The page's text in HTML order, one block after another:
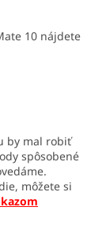
10 nájdete
by mal robiť
spôsobené
môžete si